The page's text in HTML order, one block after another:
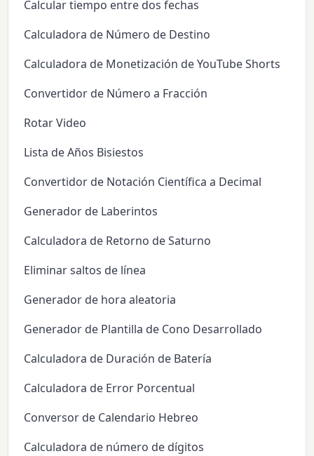
Calcular tiempo entre dos fechas
Calculadora de Número de Destino
Calculadora de Monetización de YouTube Shorts
Convertidor de Número a Fracción
Rotar Video
Lista de Años Bisiestos
Convertidor de Notación Científica a Decimal
Generador de Laberintos
Calculadora de Retorno de Saturno
Eliminar saltos de línea
Generador de hora aleatoria
Generador de Plantilla de Cono Desarrollado
Calculadora de Duración de Batería
Calculadora de Error Porcentual
Conversor de Calendario Hebreo
Calculadora de número de dígitos